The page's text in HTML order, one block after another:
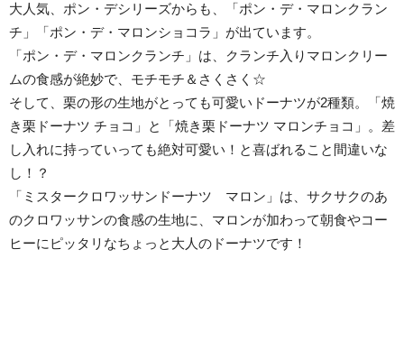
大人気、ポン・デシリーズからも、「ポン・デ・マロンクラン
チ」「ポン・デ・マロンショコラ」が出ています。
「ポン・デ・マロンクランチ」は、クランチ入りマロンクリー
ムの食感が絶妙で、モチモチ＆さくさく☆
そして、栗の形の生地がとっても可愛いドーナツが2種類。「焼
き栗ドーナツ チョコ」と「焼き栗ドーナツ マロンチョコ」。差
し入れに持っていっても絶対可愛い！と喜ばれること間違いな
し！？
「ミスタークロワッサンドーナツ マロン」は、サクサクのあ
のクロワッサンの食感の生地に、マロンが加わって朝食やコー
ヒーにピッタリなちょっと大人のドーナツです！